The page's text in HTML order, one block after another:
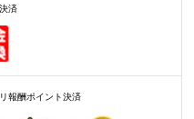
済
報酬ポイント決済